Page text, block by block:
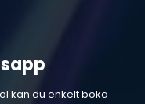
kan du enkelt boka